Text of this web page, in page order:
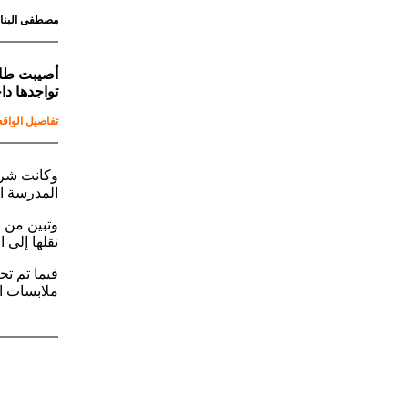
مصطفى البنا
أصيبت
تواجدها
تفاصيل
وكانت
المدرسة
وتبين من
نقلها
فيما تم
ملابسات